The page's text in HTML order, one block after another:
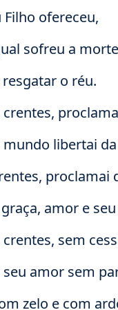
Filho ofereceu,
sofreu a morte
resgatar o réu.
libertai
proclamai
amor e
sem
amor sem
zelo e com